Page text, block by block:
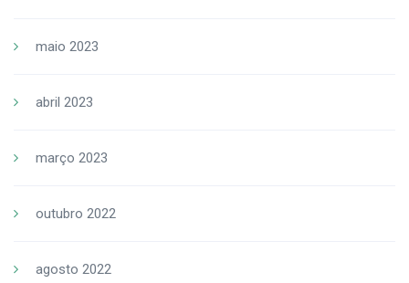
maio 2023
abril 2023
março 2023
outubro 2022
agosto 2022